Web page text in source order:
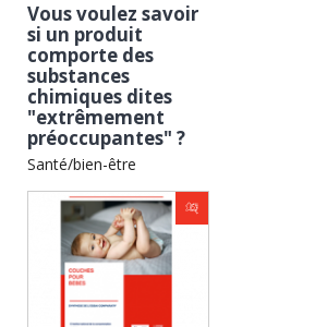
Vous voulez savoir
si un produit
comporte des
substances
chimiques dites
"extrêmement
préoccupantes" ?
Santé/bien-être